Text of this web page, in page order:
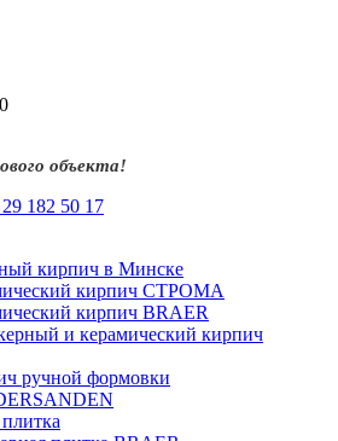
объекта!
182 50 17
кирпич в Минске
кирпич СТРОМА
кирпич BRAER
и керамический кирпич
ручной формовки